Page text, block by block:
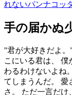
れないパンナコッ
手の届かぬ
”君が大好きだよ
こにいる君は、
わるわけないよね
てしまうんだ。 愛
さ。 ただ一言だけ